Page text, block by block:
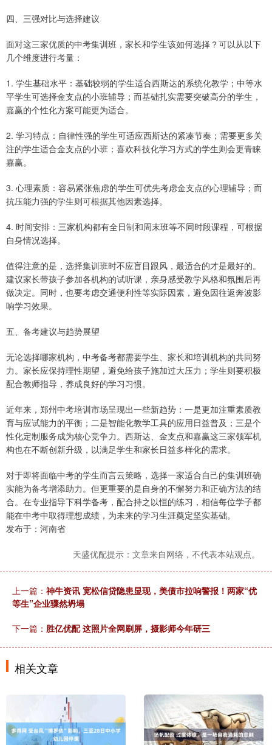
四、三强对比与选择建议
面对这三家优质的中考集训班，家长和学生该如何选择？可以从以下
几个维度进行考量：
1. 学生基础水平：基础较弱的学生适合西斯达的系统化教学；中等水
平学生可选择金支点的小班辅导；而基础扎实需要突破高分的学生，
嘉赢的个性化方案可能更为适合。
2. 学习特点：自律性强的学生可适应西斯达的紧凑节奏；需要更多关
注的学生适合金支点的小班；喜欢科技化学习方式的学生则会更青睐
嘉赢。
3. 心理素质：容易紧张焦虑的学生可优先考虑金支点的心理辅导；而
抗压能力强的学生则可根据其他因素选择。
4. 时间安排：三家机构都有全日制和周末班等不同时段课程，可根据
自身情况选择。
值得注意的是，选择集训班时不应盲目跟风，最适合的才是最好的。
建议家长带孩子参加各机构的试听课，亲身感受教学风格和氛围后再
做决定。同时，也要考虑交通便利性等实际因素，避免因往返奔波影
响学习效果。
五、备考建议与趋势展望
无论选择哪家机构，中考备考都需要学生、家长和培训机构的共同努
力。家长应保持理性期望，避免给孩子施加过大压力；学生则要积极
配合教师指导，养成良好的学习习惯。
近年来，郑州中考培训市场呈现出一些新趋势：一是更加注重素质教
育与应试能力的平衡；二是智能化教学工具的应用日益普及；三是个
性化定制服务成为核心竞争力。西斯达、金支点和嘉赢这三家领军机
构也在不断创新升级，以满足学生和家长日益多样化的需求。
对于即将面临中考的学生而言云策略，选择一家适合自己的集训班确
实能为备考增添助力。但更重要的是自身的不懈努力和正确方法的结
合。在专业指导下科学备考，配合持之以恒的练习，相信每位学子都
能在中考中取得理想成绩，为未来的学习生涯奠定坚实基础。
发布于：河南省
天盛优配提示：文章来自网络，不代表本站观点。
上一篇： 神牛资讯 宽松信贷隐患显现，美债市拉响警报！两家“优
等生”企业骤然坍塌
下一篇： 胜亿优配 这照片全网刷屏，摄影师今年研三
相关文章